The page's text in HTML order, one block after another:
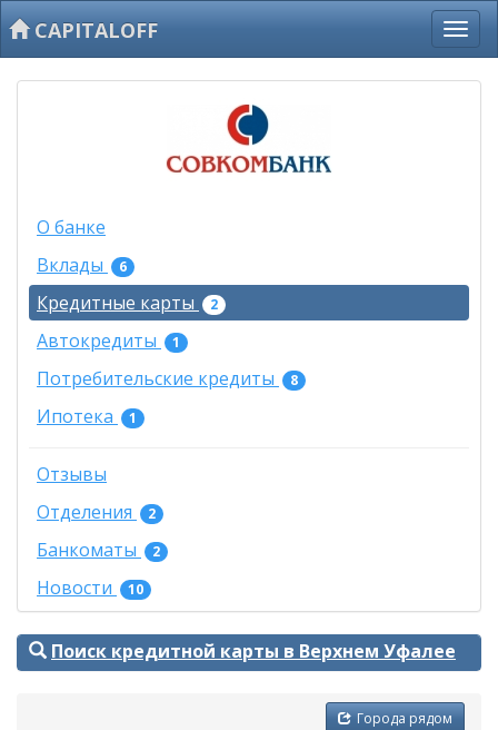
CAPITALOFF
О банке
Вклады
6
Кредитные карты 2
Автокредиты 1
Потребительские кредиты 8
Ипотека 1
Отзывы
Отделения
2
Банкоматы 2
Новости 10
Поиск кредитной карты в Верхнем Уфалее
Города рядом